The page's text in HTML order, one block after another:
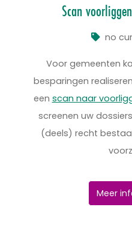
Scan
no
Voor gemeenten
besparingen
een scan naar
screenen uw
(deels) recht
Meer